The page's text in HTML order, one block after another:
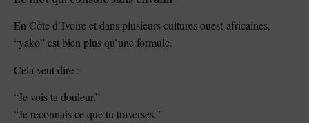
En Côte d’Ivoire et dans plusieurs cultures ouest-africaines,
“yako” est bien plus qu’une formule.
Cela veut dire :
“Je vois ta douleur.”
“Je reconnais ce que tu traverses.”